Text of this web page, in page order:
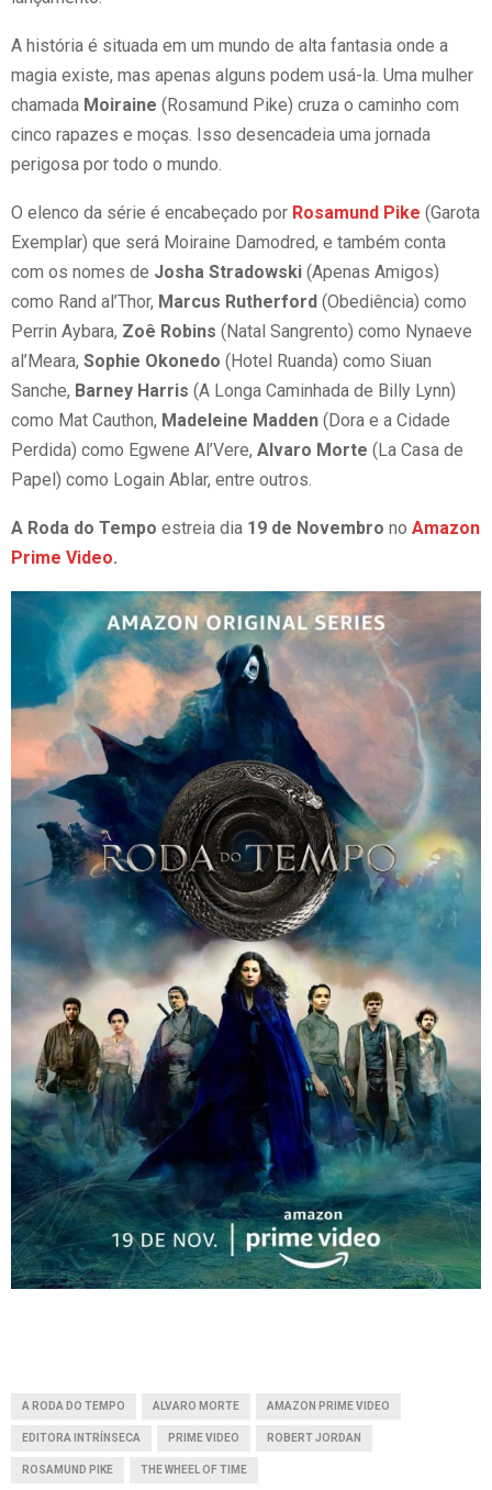
A história é situada em um mundo de alta fantasia onde a
magia existe, mas apenas alguns podem usá-la. Uma mulher
chamada Moiraine (Rosamund Pike) cruza o caminho com
cinco rapazes e moças. Isso desencadeia uma jornada
perigosa por todo o mundo.
O elenco da série é encabeçado por Rosamund Pike (Garota
Exemplar) que será Moiraine Damodred, e também conta
com os nomes de Josha Stradowski (Apenas Amigos)
como Rand al’Thor, Marcus Rutherford (Obediência) como
Perrin Aybara, Zoê Robins (Natal Sangrento) como Nynaeve
al’Meara, Sophie Okonedo (Hotel Ruanda) como Siuan
Sanche, Barney Harris (A Longa Caminhada de Billy Lynn)
como Mat Cauthon, Madeleine Madden (Dora e a Cidade
Perdida) como Egwene Al’Vere, Alvaro Morte (La Casa de
Papel) como Logain Ablar, entre outros.
A Roda do Tempo estreia dia 19 de Novembro no Amazon
Prime Video.
A RODA DO TEMPO ALVARO MORTE AMAZON PRIME VIDEO
EDITORA INTRÍNSECA PRIME VIDEO ROBERT JORDAN
ROSAMUND PIKE THE WHEEL OF TIME